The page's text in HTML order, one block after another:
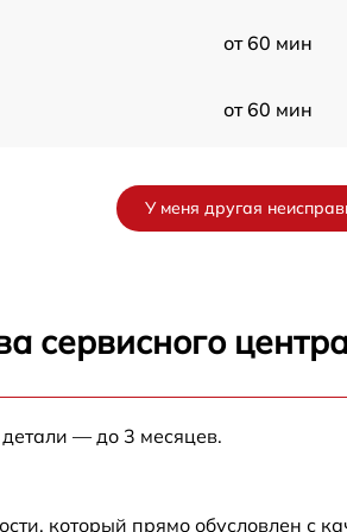
от 60 мин
от 60 мин
У меня другая
сервисного
— до 3 месяцев.
который прямо обусловлен с